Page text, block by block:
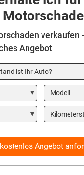
verkaufen
Angebot
ist Ihr Auto?
Modell
Angebot